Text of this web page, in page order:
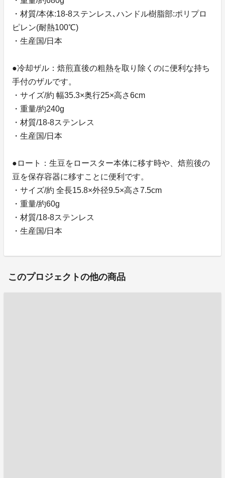
・材質/本体:18-8ステンレス､ハンドル樹脂部:ポリプロ
ピレン(耐熱100℃)
・生産国/日本
●冷却ザル：焙煎直後の粗熱を取り除くのに便利な持ち
手付のザルです。
・サイズ/約 幅35.3×奥行25×高さ6cm
・重量/約240g
・材質/18-8ステンレス
・生産国/日本
●ロート：生豆をロースター本体に移す時や、焙煎後の
豆を保存容器に移すことに便利です。
・サイズ/約 全長15.8×外径9.5×高さ7.5cm
・重量/約60g
・材質/18-8ステンレス
・生産国/日本
このプロジェクトの他の商品